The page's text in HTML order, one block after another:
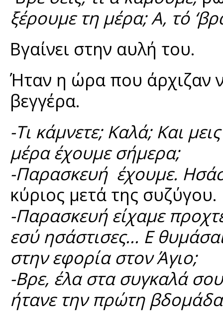
ξέρουμε τη μέρα; Α, τό
Βγαίνει στην αυλή του.
Ήταν η ώρα που άρχιζαν
βεγγέρα.
-Τι κάμνετε; Καλά; Και
μέρα έχουμε σήμερα;
-Παρασκευή έχουμε.
κύριος μετά της συζύγου.
-Παρασκευή είχαμε
εσύ ησάστισες... Ε
στην εφορία στον Άγιο;
-Βρε, έλα στα συγκαλά
ήτανε την πρώτη